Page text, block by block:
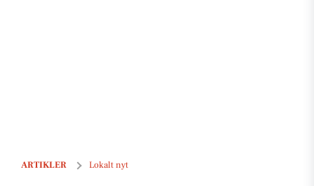
ARTIKLER Lokalt nyt
Åben Vejledning er borgernes nye adgang til hjælp og støtte på